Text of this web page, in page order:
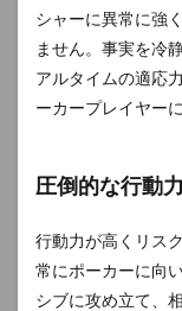
シャーに異常に強
ません。事実を冷
アルタイムの適応
ーカープレイヤー
圧倒的な行動
行動力が高くリス
常にポーカーに向
シブに攻め立て、